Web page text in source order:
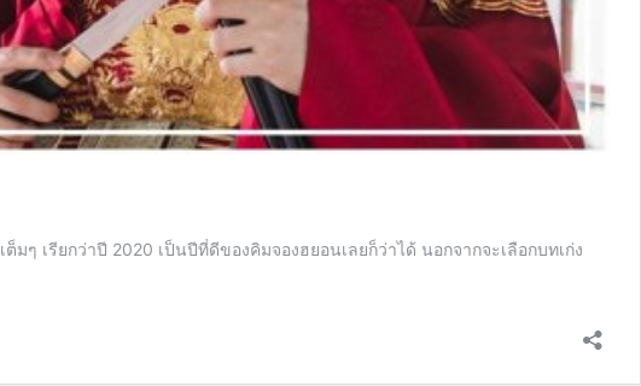
ๆ เรียกว่าปี 2020 เป็นปีที่ดีของคิมจองฮยอนเลยก็ว่าได้ นอกจากจะเลือกบทเก่ง